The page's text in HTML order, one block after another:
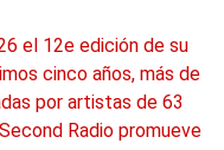
el 12e edición de su
cinco años, más de
por artistas de 63
Radio promueve